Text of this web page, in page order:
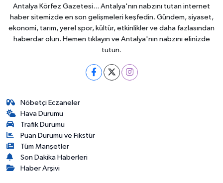
Antalya Körfez Gazetesi... Antalya'nın nabzını tutan internet
haber sitemizde en son gelişmeleri keşfedin. Gündem, siyaset,
ekonomi, tarım, yerel spor, kültür, etkinlikler ve daha fazlasından
haberdar olun. Hemen tıklayın ve Antalya'nın nabzını elinizde
tutun.
Nöbetçi Eczaneler
Hava Durumu
Trafik Durumu
Puan Durumu ve Fikstür
Tüm Manşetler
Son Dakika Haberleri
Haber Arşivi